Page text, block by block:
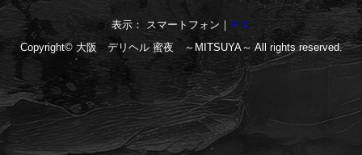
表示： スマートフォン｜ ＰＣ
Copyright© 大阪 デリヘル 蜜夜 ～MITSUYA～ All rights reserved.